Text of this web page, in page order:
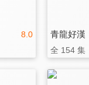
8.0 青龍好漢
全 154 集